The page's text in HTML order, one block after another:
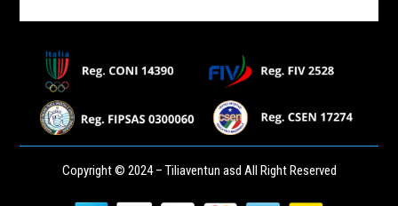
Copyright © 2024 – Tiliaventun asd All Right Reserved